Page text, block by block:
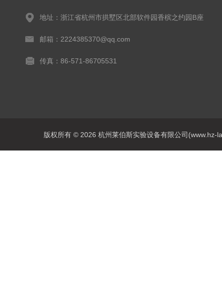
地址：浙江省杭州市拱墅区北部软件园香槟之约园B座
邮箱：2224385370@qq.com
传真：86-571-86705531
版权所有 © 2026 杭州莱伯斯实验设备有限公司